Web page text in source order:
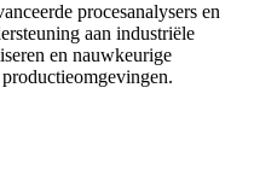
procesanalysers en
aan industriële
en nauwkeurige